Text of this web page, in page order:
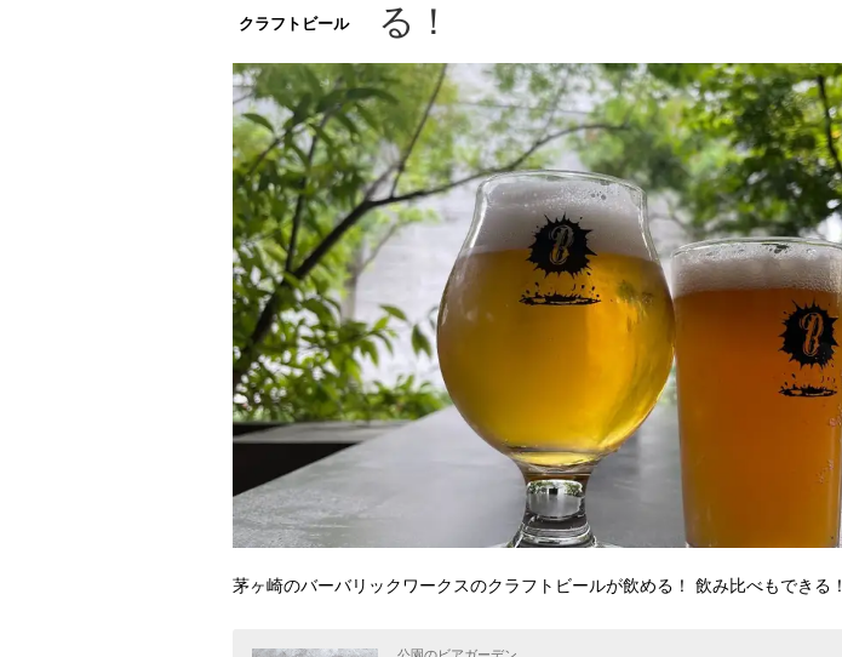
クラフトビール
る！
茅ヶ崎のバーバリックワークスのクラフトビールが飲める！ 飲み比べもできる！